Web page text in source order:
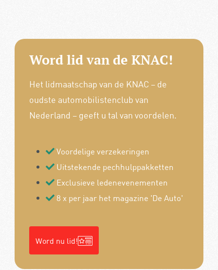
Word lid van de KNAC!
Het lidmaatschap van de KNAC – de
oudste automobilistenclub van
Nederland – geeft u tal van voordelen.
Voordelige verzekeringen
Uitstekende pechhulppakketten
Exclusieve ledenevenementen
8 x per jaar het magazine 'De Auto'
Word nu lid!